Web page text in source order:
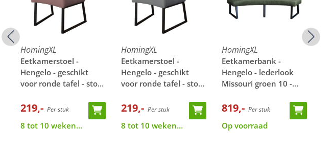
HomingXL
Eetkamerstoel -
Hengelo - geschikt
voor ronde tafel - stof
219,- Per stuk
8 tot 10 weken
HomingXL
Eetkamerstoel -
Hengelo - geschikt
voor ronde tafel - stof
219,- Per stuk
8 tot 10 weken
HomingXL
Eetkamerbank -
Hengelo - lederlook
Missouri groen 10 -
tafel 240 cm
819,- Per stuk
Op voorraad